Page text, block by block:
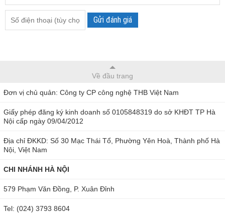
Gửi đánh giá
Về đầu trang
Đơn vị chủ quản: Công ty CP công nghệ THB Việt Nam
Giấy phép đăng ký kinh doanh số 0105848319 do sở KHĐT TP Hà
Nội cấp ngày 09/04/2012
Địa chỉ ĐKKD: Số 30 Mạc Thái Tổ, Phường Yên Hoà, Thành phố Hà
Nội, Việt Nam
CHI NHÁNH HÀ NỘI
579 Phạm Văn Đồng, P. Xuân Đỉnh
Tel: (024) 3793 8604